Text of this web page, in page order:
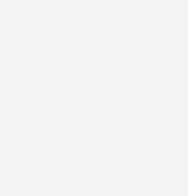
U-Wert-Check oder U-Wert-
eine U-Wert-Berechnung
Bauherren zur
EnEV-Nachweis.
ausschließlich auf eigens für die
6946, Tauwassernachweise
nach EnEV ausgelegte,
sind sowohl herkömmliche
Anwendungen, wie